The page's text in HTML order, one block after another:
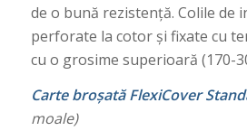
de o bună rezistență. Colile de
perforate la cotor și fixate cu
cu o grosime superioară (170-
Carte broșată FlexiCover
moale)